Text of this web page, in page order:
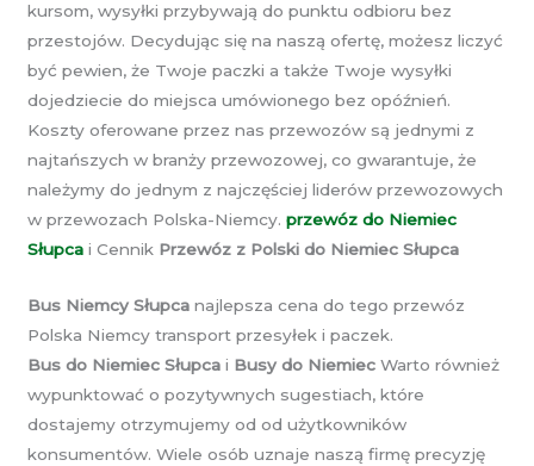
kursom, wysyłki przybywają do punktu odbioru bez
przestojów. Decydując się na naszą ofertę, możesz liczyć
być pewien, że Twoje paczki a także Twoje wysyłki
dojedziecie do miejsca umówionego bez opóźnień.
Koszty oferowane przez nas przewozów są jednymi z
najtańszych w branży przewozowej, co gwarantuje, że
należymy do jednym z najczęściej liderów przewozowych
w przewozach Polska-Niemcy. przewóz do Niemiec
Słupca i Cennik Przewóz z Polski do Niemiec Słupca
Bus Niemcy Słupca najlepsza cena do tego przewóz
Polska Niemcy transport przesyłek i paczek.
Bus do Niemiec Słupca i Busy do Niemiec Warto również
wypunktować o pozytywnych sugestiach, które
dostajemy otrzymujemy od od użytkowników
konsumentów. Wiele osób uznaje naszą firmę precyzję